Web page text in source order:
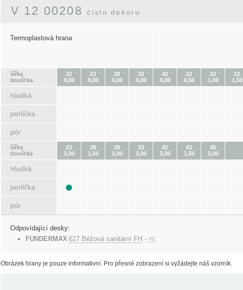
V 12 00208číslo dekoru
Termoplastová hrana
šířka
tloušťka
22
0,00
23
0,00
28
0,00
33
0,00
42
0,00
22
0,50
22
1,00
22
1,50
hladká
perlička
pór
šířka
tloušťka
23
2,00
28
1,50
28
2,00
33
2,00
42
2,00
43
1,50
45
2,00
hladká
perlička
pór
Odpovídající desky:
FUNDERMAX 627 Béžová sanitární FH - PE
Obrázek hrany je pouze informativní. Pro přesné zobrazení si vyžádejte náš vzorník.